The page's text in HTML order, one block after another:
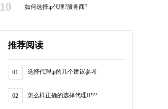
10 如何选择ip代理?服务商?
推荐阅读
01 选择代理ip的几个建议参考
02 怎么样正确的选择代理IP??